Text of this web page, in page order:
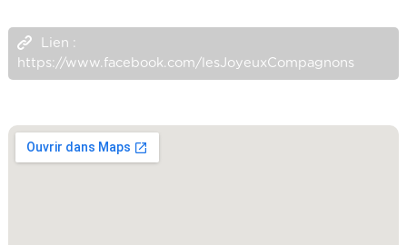
Lien :
https://www.facebook.com/lesJoyeuxCompagnons